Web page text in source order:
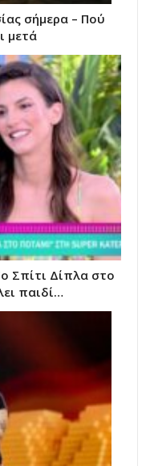
σήμερα – Πού
μετά
Σπίτι Δίπλα στο
παιδί…